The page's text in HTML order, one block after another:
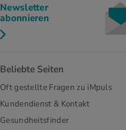
Newsletter
abonnieren
Beliebte Seiten
Oft gestellte Fragen zu iMpuls
Kundendienst & Kontakt
Gesundheitsfinder